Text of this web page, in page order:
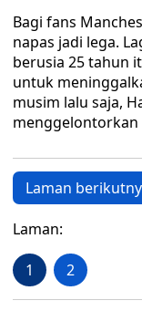
Bagi fans
napas jadi lega.
berusia 25 tahun
untuk
musim lalu saja,
menggelontorkan
Laman
Laman:
1 2